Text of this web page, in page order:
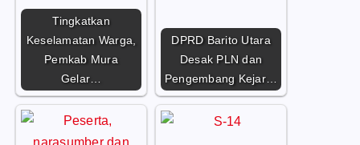
Tingkatkan
Keselamatan Warga,
Pemkab Mura
Gelar…
DPRD Barito Utara
Desak PLN dan
Pengembang Kejar…